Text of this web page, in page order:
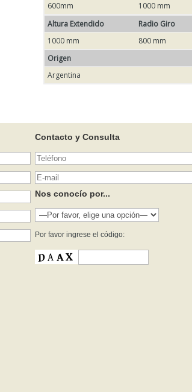
600mm
1000 mm
Altura Extendido
Radio Giro
1000 mm
800 mm
Origen
Argentina
Contacto y Consulta
Nos conocío por...
Por favor ingrese el código: